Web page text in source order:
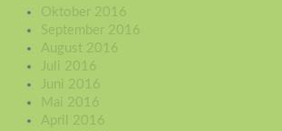
Oktober 2016
September 2016
August 2016
Juli 2016
Juni 2016
Mai 2016
April 2016